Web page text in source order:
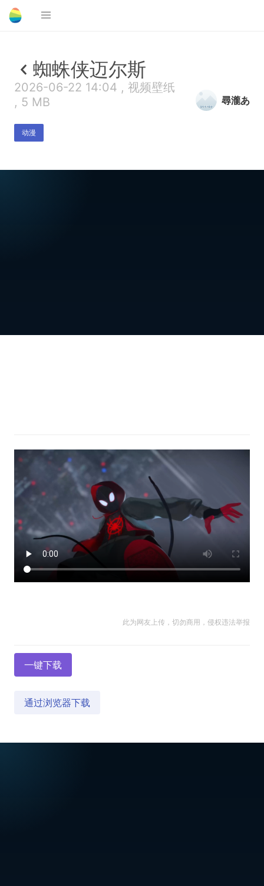
蜘蛛侠迈尔斯
2026-06-22 14:04 , 视频壁纸
, 5 MB
动漫
尋瀧あ
此为网友上传，切勿商用，侵权违法举报
一键下载
通过浏览器下载